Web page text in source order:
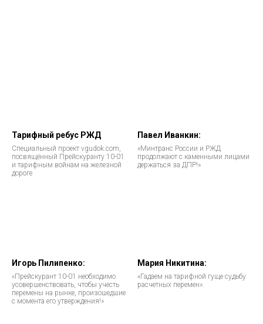
Тарифный ребус РЖД
Специальный проект vgudok.com,
посвящённый Прейскуранту 10-01
и тарифным войнам на железной
дороге
Павел Иванкин:
«Минтранс России и РЖД
продолжают с каменными лицами
держаться за ДПР!»
Игорь Пилипенко:
«Прейскурант 10-01 необходимо
усовершенствовать, чтобы учесть
перемены на рынке, произошедшие
с момента его утверждения!»
Мария Никитина:
«Гадаем на тарифной гуще судьбу
расчетных перемен».